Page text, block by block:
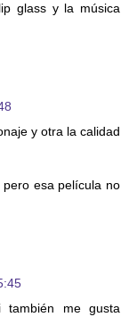
glass y la música
y otra la calidad
esa película no
me gusta